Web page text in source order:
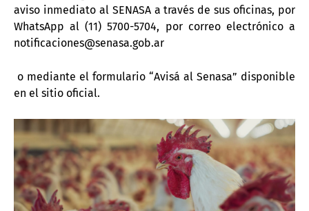
aviso inmediato al SENASA a través de sus oficinas, por
WhatsApp al (11) 5700-5704, por correo electrónico a
notificaciones@senasa.gob.ar
o mediante el formulario “Avisá al Senasa” disponible
en el sitio oficial.